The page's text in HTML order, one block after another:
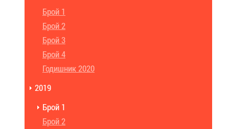
Брой 1
Брой 2
Брой 3
Брой 4
Годишник 2020
2019
Брой 1
Брой 2